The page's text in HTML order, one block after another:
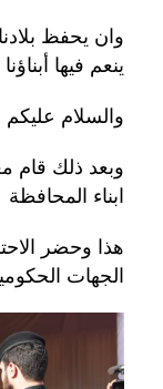
وان يحفظ
ينعم فيها
والسلام عليكم
وبعد ذلك قام
ابناء المحافظة
هذا وحضر
الجهات